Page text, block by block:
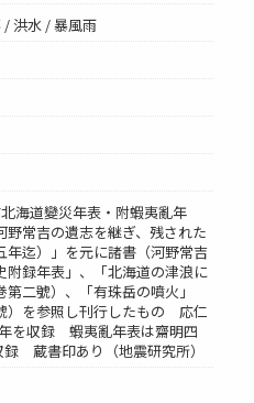
/ 洪水 / 暴風雨
道變災年表・附蝦夷亂年
常吉の遺志を継ぎ、残された
迄）」を元に諸書（河野常吉
附録年表」、「北海道の津浪に
二號）、「有珠岳の噴火」
）を参照し刊行したもの 応仁
を収録 蝦夷亂年表は齋明四
録 蔵書印あり（地震研究所）